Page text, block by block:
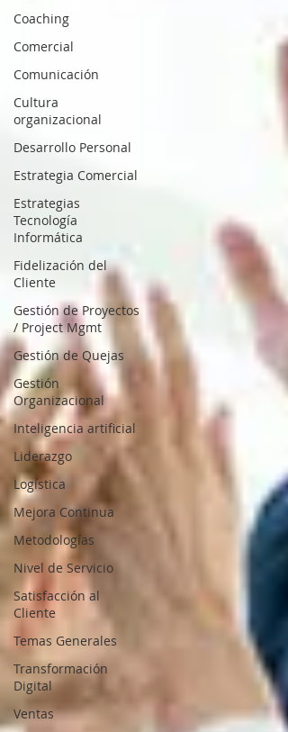
Coaching
Comercial
Comunicación
Cultura
organizacional
Desarrollo Personal
Estrategia Comercial
Estrategias
Tecnología
Informática
Fidelización del
Cliente
Gestión de Proyectos
/ Project Mgmt
Gestión de Quejas
Gestión
Organizacional
Inteligencia artificial
Liderazgo
Logística
Mejora Continua
Metodologías
Nivel de Servicio
Satisfacción al
Cliente
Temas Generales
Transformación
Digital
Ventas